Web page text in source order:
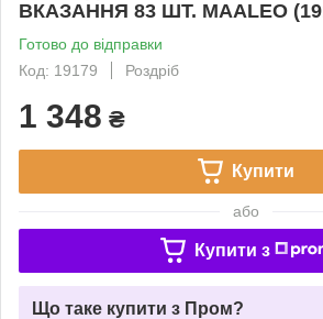
ВКАЗАННЯ 83 ШТ. MAALEO
Готово до відправки
Код: 19179
Роздріб
1 348 ₴
Купити
або
Купити з
Що таке купити з Пром?